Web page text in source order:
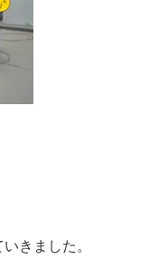
きました。